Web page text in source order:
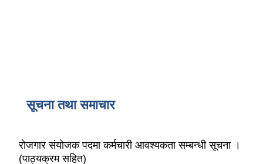
सूचना तथा समाचार
रोजगार संयोजक पदमा कर्मचारी आवश्यकता सम्बन्धी सूचना ।
(पाठ्यक्रम सहित)